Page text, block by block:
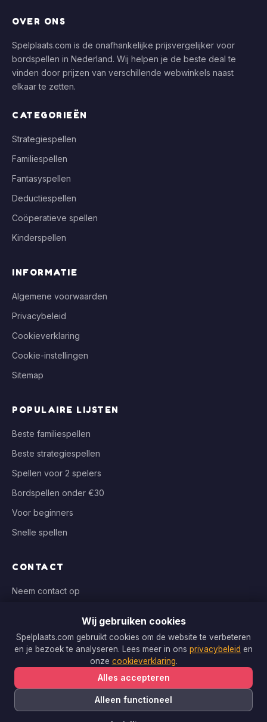
OVER ONS
Spelplaats.com is de onafhankelijke prijsvergelijker voor
bordspellen in Nederland. Wij helpen je de beste deal te
vinden door prijzen van verschillende webwinkels naast
elkaar te zetten.
CATEGORIEËN
Strategiespellen
Familiespellen
Fantasyspellen
Deductiespellen
Coöperatieve spellen
Kinderspellen
INFORMATIE
Algemene voorwaarden
Privacybeleid
Cookieverklaring
Cookie-instellingen
Sitemap
POPULAIRE LIJSTEN
Beste familiespellen
Beste strategiespellen
Spellen voor 2 spelers
Bordspellen onder €30
Voor beginners
Snelle spellen
CONTACT
Neem contact op
WIJ VERGELIJKEN BIJ
Bol.com, Spellenrijk, Boardgameshop.nl
Copyright © 2026 Spelplaats.com. Alle rechten voorbehouden.
Wij gebruiken cookies
Spelplaats.com gebruikt cookies om de website te verbeteren
en je bezoek te analyseren. Lees meer in ons privacybeleid en
onze cookieverklaring.
Alles accepteren
Alleen functioneel